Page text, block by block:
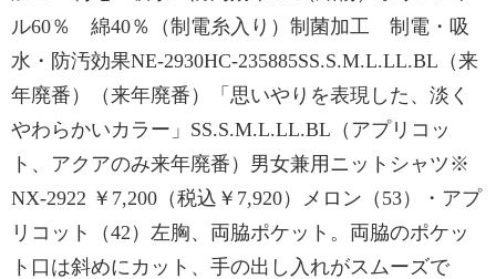
ル60％ 綿40％（制電糸入り）制菌加工 制電・吸
水・防汚効果NE-2930HC-235885SS.S.M.L.LL.BL（来
年廃番）（来年廃番）「思いやりを表現した、淡く
やわらかいカラー」SS.S.M.L.LL.BL（アプリコッ
ト、アクアのみ来年廃番）男女兼用ニットシャツ※
NX-2922 ￥7,200（税込￥7,920）メロン（53）・アプ
リコット（42）左胸、両脇ポケット。両脇のポケッ
ト口は斜めにカット、手の出し入れがスムーズで